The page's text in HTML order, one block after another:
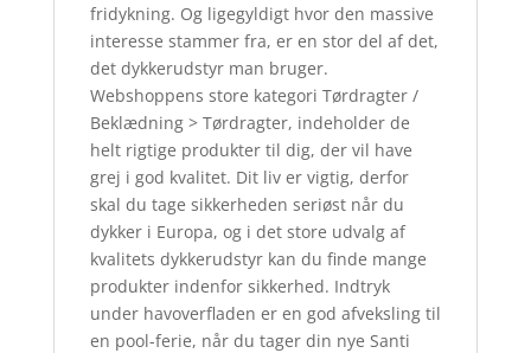
fridykning. Og ligegyldigt hvor den massive
interesse stammer fra, er en stor del af det,
det dykkerudstyr man bruger.
Webshoppens store kategori Tørdragter /
Beklædning > Tørdragter, indeholder de
helt rigtige produkter til dig, der vil have
grej i god kvalitet. Dit liv er vigtig, derfor
skal du tage sikkerheden seriøst når du
dykker i Europa, og i det store udvalg af
kvalitets dykkerudstyr kan du finde mange
produkter indenfor sikkerhed. Indtryk
under havoverfladen er en god afveksling til
en pool-ferie, når du tager din nye Santi